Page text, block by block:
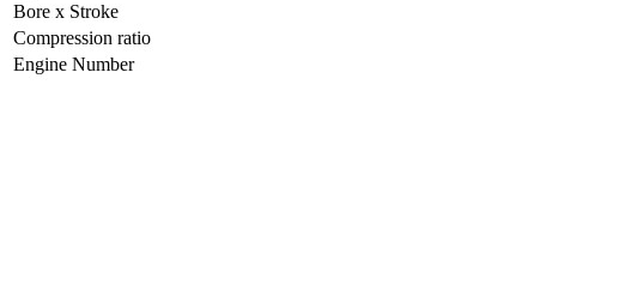
Bore x Stroke
Compression ratio
Engine Number